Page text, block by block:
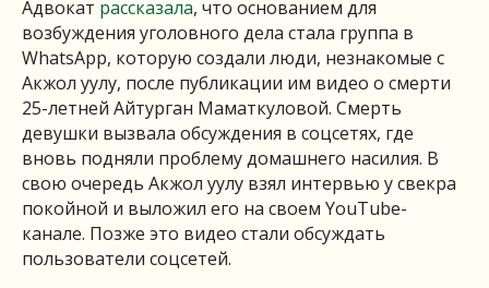
Адвокат рассказала, что основанием для
возбуждения уголовного дела стала группа в
WhatsApp, которую создали люди, незнакомые с
Акжол уулу, после публикации им видео о смерти
25-летней Айтурган Маматкуловой. Смерть
девушки вызвала обсуждения в соцсетях, где
вновь подняли проблему домашнего насилия. В
свою очередь Акжол уулу взял интервью у свекра
покойной и выложил его на своем YouTube-
канале. Позже это видео стали обсуждать
пользователи соцсетей.